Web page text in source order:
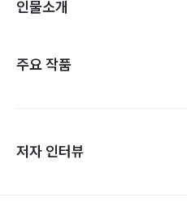
인물소개
주요 작품
저자 인터뷰